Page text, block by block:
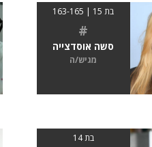
בת 15 | 163-165
#
סשה אוסדצייה
מגיש/ה
בת 14